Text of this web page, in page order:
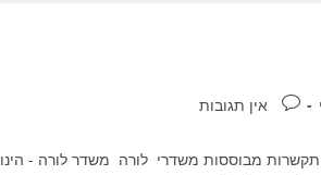
תגובות:אין תגובות
מבוססות משדרי לורה משדר לורה -